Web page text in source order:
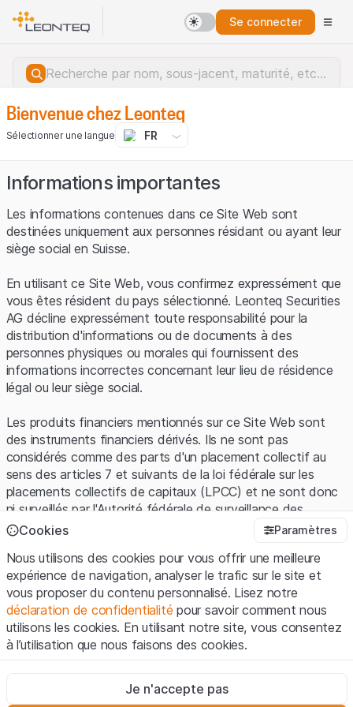
Se connecter
Erreur du serveur.
Bienvenue chez Leonteq
Sélectionner une langue FR
Informations importantes
Les informations contenues dans ce Site Web sont
destinées uniquement aux personnes résidant ou ayant leur
siège social en Suisse.
En utilisant ce Site Web, vous confirmez expressément que
vous êtes résident du pays sélectionné. Leonteq Securities
AG décline expressément toute responsabilité pour la
distribution d'informations ou de documents à des
personnes physiques ou morales qui fournissent des
informations incorrectes concernant leur lieu de résidence
légal ou leur siège social.
Les produits financiers mentionnés sur ce Site Web sont
des instruments financiers dérivés. Ils ne sont pas
considérés comme des parts d'un placement collectif au
sens des articles 7 et suivants de la loi fédérale sur les
placements collectifs de capitaux (LPCC) et ne sont donc
ni surveillés par l'Autorité fédérale de surveillance des
marchés financiers (FINMA) ni enregistrés auprès de la
protection spécifique des investisseurs prévue par la LPCC.
Conditions d'utilisation et informations juridiques
En utilisant le Site Web de Leonteq Securities AG (ci-après
"Site Web"), vous confirmez que vous avez compris et que
vous acceptez les informations juridiques, les notes
vous n'acceptez pas les Conditions d'utilisation, veuillez-
vous abstenir d'utiliser ce Site Web.
Cookies Paramètres
Nous utilisons des cookies pour vous offrir une meilleure
expérience de navigation, analyser le trafic sur le site et
vous proposer du contenu personnalisé. Lisez notre
déclaration de confidentialité pour savoir comment nous
utilisons les cookies. En utilisant notre site, vous consentez
à l’utilisation que nous faisons des cookies.
Ces cookies sont nécessaires au bon fonctionnement du site
Je n'accepte pas